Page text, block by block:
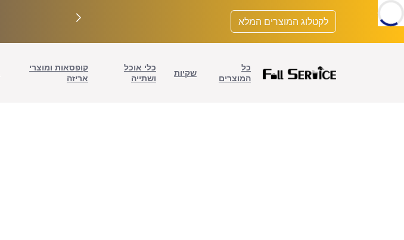
לקטלוג המוצרים המלא
כל
המוצרים
שקיות
כלי אוכל
ושתייה
קופסאות ומוצרי
אריזה